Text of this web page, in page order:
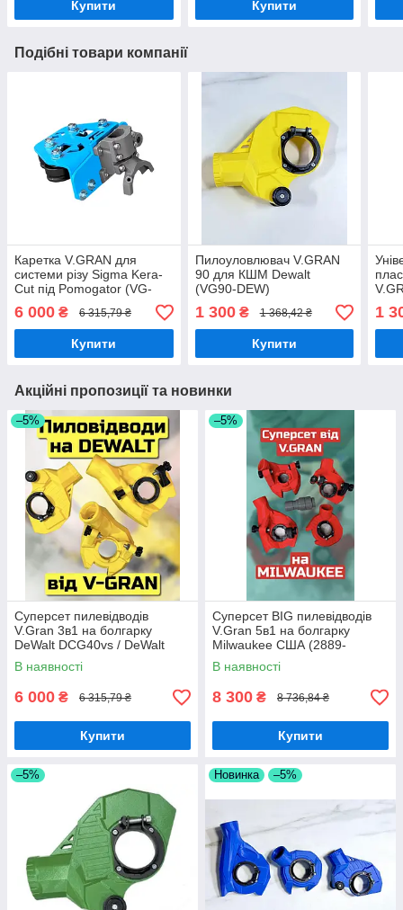
Купити Купити
Подібні товари компанії
Каретка V.GRAN для
системи різу Sigma Kera-
Cut під Pomogator (VG-
KCPOM)
6 000 ₴ 6 315,79 ₴
Купити
Пилоуловлювач V.GRAN
90 для КШМ Dewalt
(VG90-DEW)
1 300₴ 1 368,42 ₴
Купити
1
Акційні пропозиції та новинки
–5%
Суперсет пилевідводів
V.Gran 3в1 на болгарку
DeWalt DCG40vs / DeWalt
DCG-405
В наявності
6 000 ₴ 6 315,79 ₴
Купити
–5%
Суперсет BIG пилевідводів
V.Gran 5в1 на болгарку
Milwaukee США (2889-
20/2882-20)
В наявності
8 300 ₴ 8 736,84 ₴
Купити
–5% Новинка –5%